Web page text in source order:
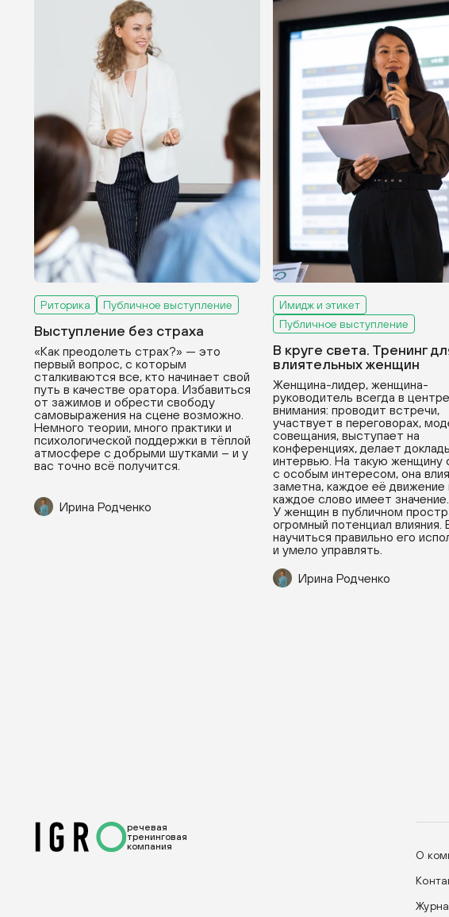
Риторика Публичное выступление
Выступление без страха
«Как преодолеть страх?» — это
первый вопрос, с которым
сталкиваются все, кто начинает свой
путь в качестве оратора. Избавиться
от зажимов и обрести свободу
самовыражения на сцене возможно.
Немного теории, много практики и
психологической поддержки в тёплой
атмосфере с добрыми шутками – и у
вас точно всё получится.
Ирина Родченко
Имидж и этикет
Публичное выступление
В круге света. Тренинг
влиятельных женщин
Женщина-лидер, женщина-
руководитель всегда в центре
внимания: проводит встречи,
участвует в переговорах,
совещания, выступает на
конференциях, делает
интервью. На такую женщину
с особым интересом, она
заметна, каждое её движение
каждое слово имеет значение.
У женщин в публичном
огромный потенциал влияния.
научиться правильно его
и умело управлять.
Ирина Родченко
речевая
тренинговая
компания
О